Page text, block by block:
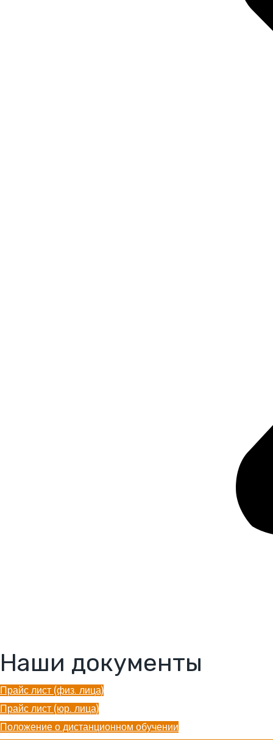
Наши документы
Прайс лист (физ. лица)
Прайс лист (юр. лица)
Положение о дистанционном обучении